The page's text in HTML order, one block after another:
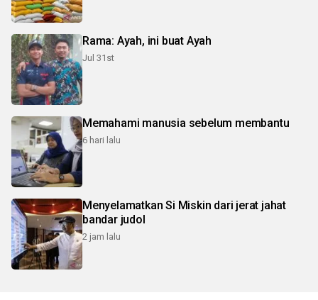
Rama: Ayah, ini buat Ayah
Jul 31st
Memahami manusia sebelum membantu
6 hari lalu
Menyelamatkan Si Miskin dari jerat jahat
bandar judol
2 jam lalu